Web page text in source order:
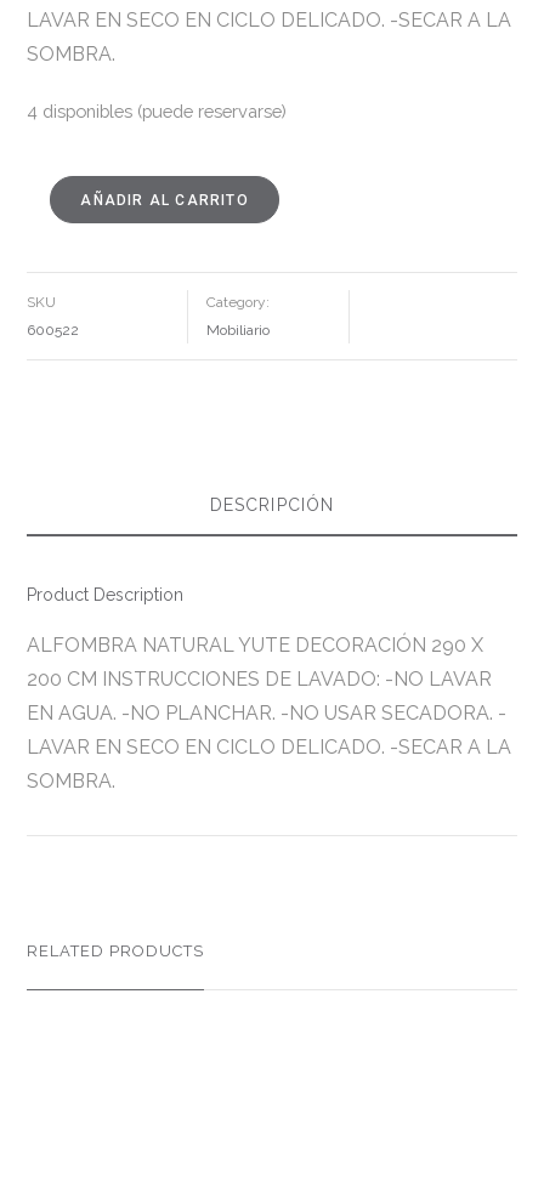
LAVAR EN SECO EN CICLO DELICADO. -SECAR A LA
SOMBRA.
4 disponibles (puede reservarse)
ALFOMBRA
NATURAL
290
200
CM
CANTIDAD
AÑADIR AL CARRITO
SKU
600522
Category:
Mobiliario
DESCRIPCIÓN
Product Description
ALFOMBRA NATURAL YUTE DECORACIÓN 290 X
200 CM INSTRUCCIONES DE LAVADO: -NO LAVAR
EN AGUA. -NO PLANCHAR. -NO USAR SECADORA. -
LAVAR EN SECO EN CICLO DELICADO. -SECAR A LA
SOMBRA.
RELATED PRODUCTS